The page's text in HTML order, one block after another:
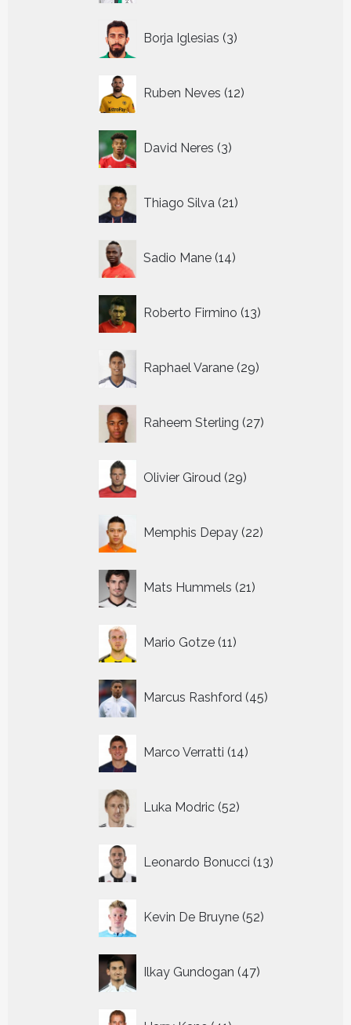
Borja Iglesias 3
producten
Ruben Neves 12
producten
David Neres 3
producten
Thiago Silva 21
producten
Sadio Mane 14
producten
Roberto Firmino 13
producten
Raphael Varane 29
producten
Raheem Sterling 27
producten
Olivier Giroud 29
producten
Memphis Depay 22
producten
Mats Hummels 21
producten
Mario Gotze 11
producten
Marcus Rashford 45
producten
Marco Verratti 14
producten
Luka Modric 52
producten
Leonardo Bonucci 13
producten
Kevin De Bruyne 52
producten
Ilkay Gundogan 47
producten